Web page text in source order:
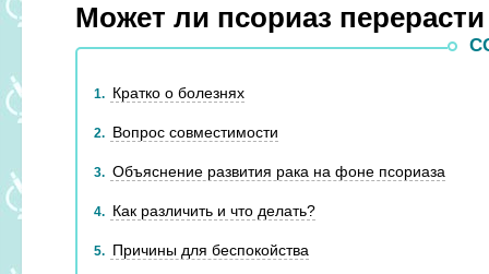
Может ли псориаз
1 Кратко о болезнях
2 Вопрос совместимости
3 Объяснение развития рака на фоне псориаза
4 Как различить и что делать?
5 Причины для беспокойства